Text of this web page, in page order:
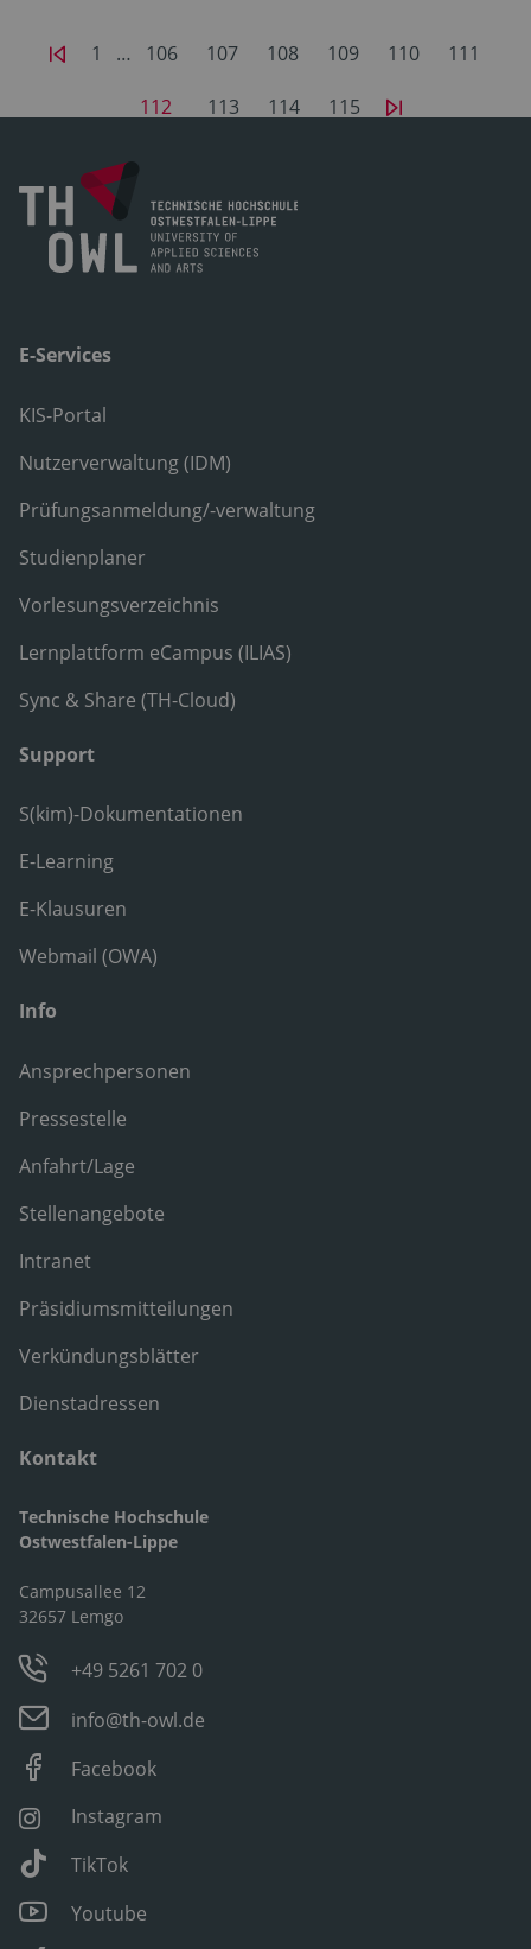
1 … 106 107 108 109 110 111
112 113 114 115
E-Services
KIS-Portal
Nutzerverwaltung (IDM)
Prüfungsanmeldung/-verwaltung
Studienplaner
Vorlesungsverzeichnis
Lernplattform eCampus (ILIAS)
Sync & Share (TH-Cloud)
Support
S(kim)-Dokumentationen
E-Learning
E-Klausuren
Webmail (OWA)
Info
Ansprechpersonen
Pressestelle
Anfahrt/Lage
Stellenangebote
Intranet
Präsidiumsmitteilungen
Verkündungsblätter
Dienstadressen
Kontakt
Technische Hochschule
Ostwestfalen-Lippe
Campusallee 12
32657 Lemgo
+49 5261 702 0
info@th-owl.de
Facebook
Instagram
TikTok
Youtube